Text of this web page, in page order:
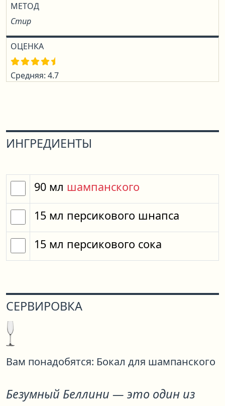
МЕТОД
Стир
ОЦЕНКА
Средняя: 4.7
ИНГРЕДИЕНТЫ
90 мл шампанского
15 мл персикового шнапса
15 мл персикового сока
СЕРВИРОВКА
Вам понадобятся: Бокал для шампанского
Безумный Беллини — это один из